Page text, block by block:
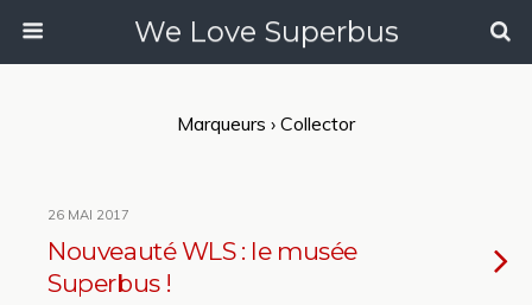
We Love Superbus
Marqueurs › Collector
26 MAI 2017
Nouveauté WLS : le musée
Superbus !